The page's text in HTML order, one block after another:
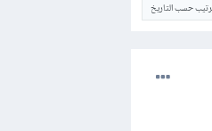
حسب التاريخ